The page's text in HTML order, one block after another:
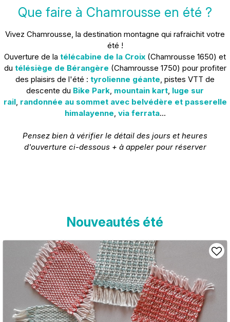
Que faire à Chamrousse en été ?
Vivez Chamrousse, la destination montagne qui rafraichit votre
été !
Ouverture de la télécabine de la Croix (Chamrousse 1650) et
du télésiège de Bérangère (Chamrousse 1750) pour profiter
des plaisirs de l'été : tyrolienne géante , pistes VTT de
descente du Bike Park mountain kart luge sur
rail, randonnée au sommet avec belvédère et passerelle
himalayenne via ferrata...
Pensez bien à vérifier le détail des jours et heures
d'ouverture ci-dessous + à appeler pour réserver
Nouveautés été